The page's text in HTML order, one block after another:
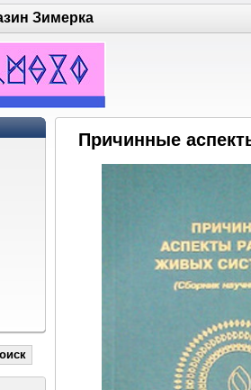
Зимерка
Причинные